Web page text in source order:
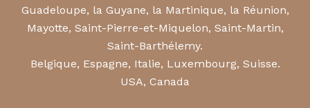
Guadeloupe, la Guyane, la Martinique, la Réunion,
Mayotte, Saint-Pierre-et-Miquelon, Saint-Martin,
Saint-Barthélemy.
Belgique, Espagne, Italie, Luxembourg, Suisse.
USA, Canada